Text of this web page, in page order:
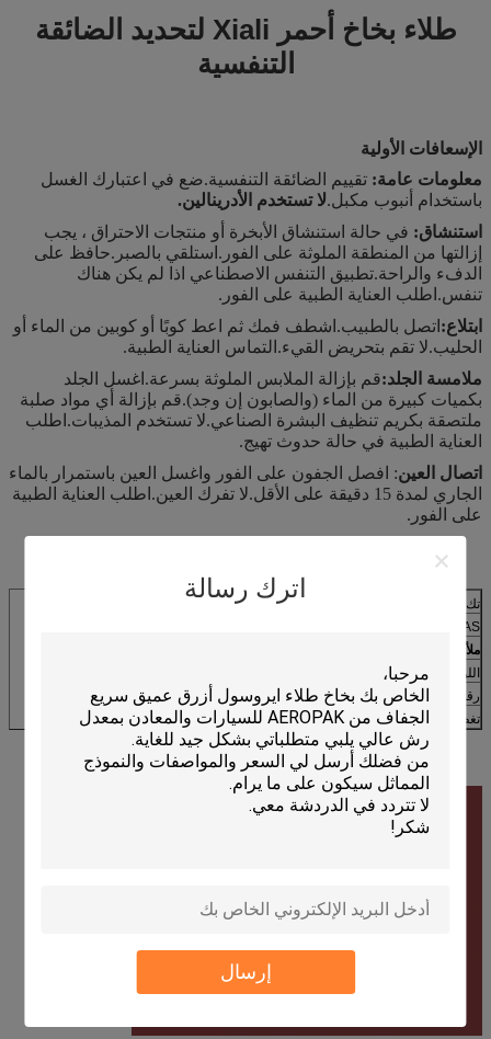
اترك رسالة
إرسال
طلاء بخاخ أحمر Xiali لتحديد الضائقة
التنفسية
الإسعافات الأولية
معلومات عامة: تقييم الضائقة التنفسية.ضع في اعتبارك الغسل
باستخدام أنبوب مكبل.لا تستخدم الأدرينالين.
استنشاق: في حالة استنشاق الأبخرة أو منتجات الاحتراق ، يجب
إزالتها من المنطقة الملوثة على الفور.استلقي بالصبر.حافظ على
الدفء والراحة.تطبيق التنفس الاصطناعي اذا لم يكن هناك
تنفس.اطلب العناية الطبية على الفور.
ابتلاع: اتصل بالطبيب.اشطف فمك ثم اعط كوبًا أو كوبين من الماء أو
الحليب.لا تقم بتحريض القيء.التماس العناية الطبية.
ملامسة الجلد:قم بإزالة الملابس الملوثة بسرعة.اغسل الجلد
بكميات كبيرة من الماء (والصابون إن وجد).قم بإزالة أي مواد صلبة
ملتصقة بكريم تنظيف البشرة الصناعي.لا تستخدم المذيبات.اطلب
العناية الطبية في حالة حدوث تهيج.
اتصال العين: افصل الجفون على الفور واغسل العين باستمرار بالماء
الجاري لمدة 15 دقيقة على الأقل.لا تفرك العين.اطلب العناية الطبية
على الفور.
تك وقت الفراغ
CAS رقم.
ملأ ML
اللون
رقم الصنف.
APK-6821-10
تغطية
حوالي 2 متر مربع / علبة